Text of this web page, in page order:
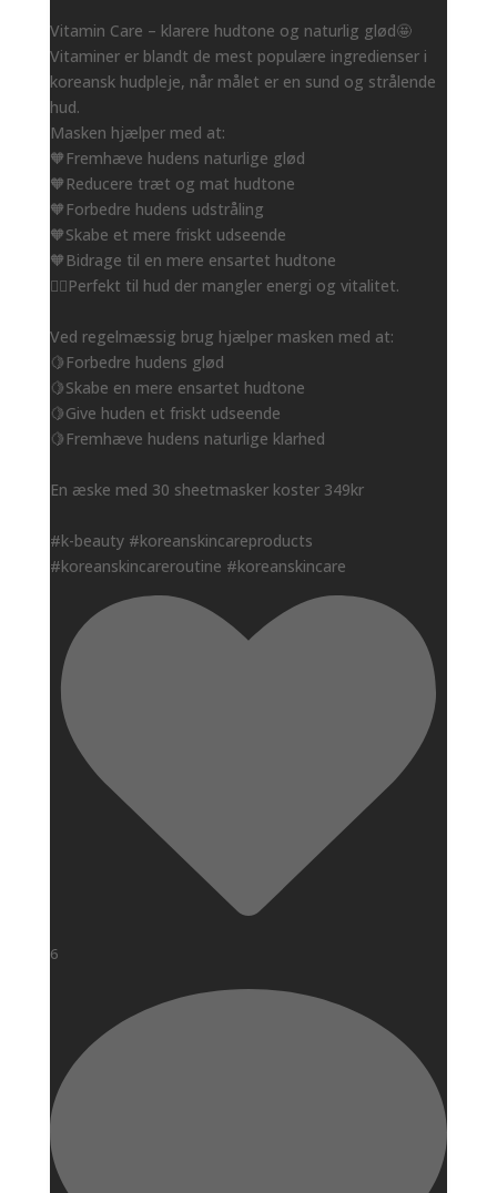
Vitamin Care – klarere hudtone og naturlig glød🤩
Vitaminer er blandt de mest populære ingredienser i
koreansk hudpleje, når målet er en sund og strålende
hud.
Masken hjælper med at:
🧡Fremhæve hudens naturlige glød
🧡Reducere træt og mat hudtone
🧡Forbedre hudens udstråling
🧡Skabe et mere friskt udseende
🧡Bidrage til en mere ensartet hudtone
👌🏻Perfekt til hud der mangler energi og vitalitet.
Ved regelmæssig brug hjælper masken med at:
🍋Forbedre hudens glød
🍋Skabe en mere ensartet hudtone
🍋Give huden et friskt udseende
🍋Fremhæve hudens naturlige klarhed
En æske med 30 sheetmasker koster 349kr
#k-beauty #koreanskincareproducts
#koreanskincareroutine #koreanskincare
6